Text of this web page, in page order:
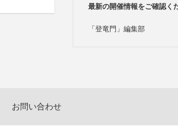
最新の開催情報をご確認く
「登竜門」編集部
お問い合わせ